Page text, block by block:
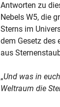
Antworten zu
Nebels W5, die
Sterns im
dem Gesetz des
aus
„Und was in
Weltraum die